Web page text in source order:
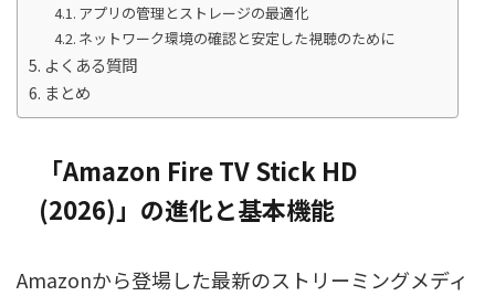
アプリの管理とストレージの最適化
ネットワーク環境の確認と安定した視聴のために
よくある質問
まとめ
「Amazon Fire TV Stick HD
(2026)」の進化と基本機能
Amazonから登場した最新のストリーミングメディ